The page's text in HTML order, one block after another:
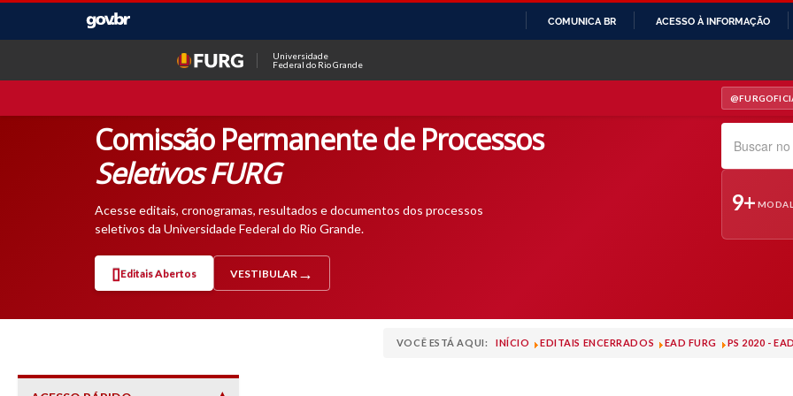
COMUNICA BR ACESSO À INFORMAÇÃO
Universidade
Federal do Rio Grande
—
Comissão Permanente de Processos
Seletivos FURG
Acesse editais, cronogramas, resultados e documentos dos processos
seletivos da Universidade Federal do Rio Grande.
Editais Abertos VESTIBULAR
— ABRE EM NOVA ABA
Pesquisar no
9+
VOCÊ ESTÁ AQUI: INÍCIO EDITAIS ENCERRADOS EAD FURG PS 2020 -